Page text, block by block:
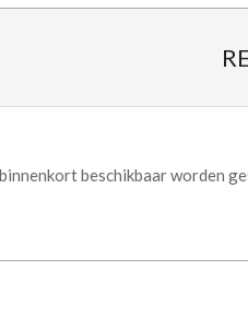
beschikbaar worden